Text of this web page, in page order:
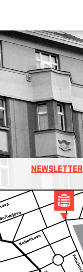
NEWSLETTER